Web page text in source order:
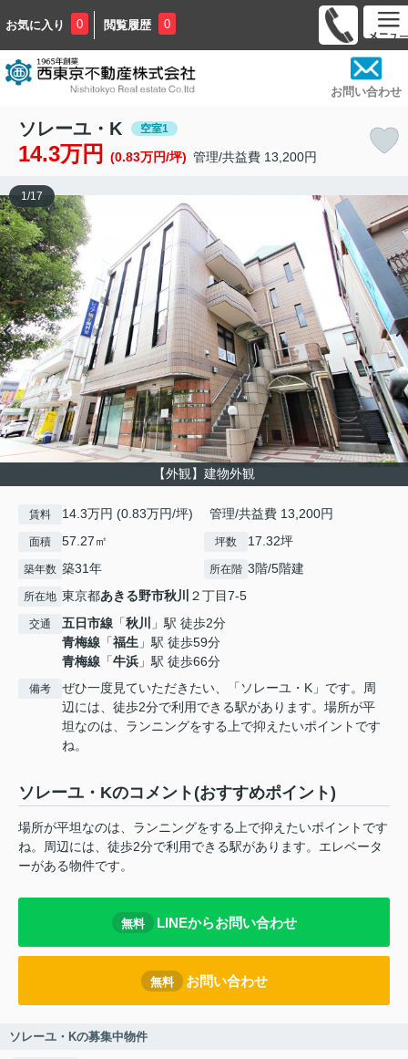
お気に入り 0 閲覧履歴 0
お問い合わせ
ソレーユ・K 空室1
14.3万円 (0.83万円/坪) 管理/共益費 13,200円
【外観】建物外観
1 /17
賃料 14.3万円 (0.83万円/坪) 管理/共益費 13,200円
面積 57.27㎡ 坪数 17.32坪
築年数 築31年 所在階 3階/5階建
所在地 東京都あきる野市秋川 ２丁目7-5
交通 五日市線 「秋川
」駅 徒歩2分
青梅線 「福生 」駅 徒歩59分
青梅線 「牛浜 」駅 徒歩66分
備考
ぜひ一度見ていただきたい、「ソレーユ・K」です。周
辺には、徒歩2分で利用できる駅があります。場所が平
坦なのは、ランニングをする上で抑えたいポイントです
ね。
ソレーユ・Kのコメント(おすすめポイント)
場所が平坦なのは、ランニングをする上で抑えたいポイントです
ね。周辺には、徒歩2分で利用できる駅があります。エレベータ
ーがある物件です。
無料 LINEからお問い合わせ
無料 お問い合わせ
ソレーユ・Kの募集中物件